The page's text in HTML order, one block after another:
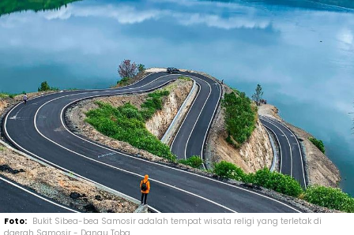
Bukit Sibea-bea Samosir adalah tempat wisata religi yang terletak di